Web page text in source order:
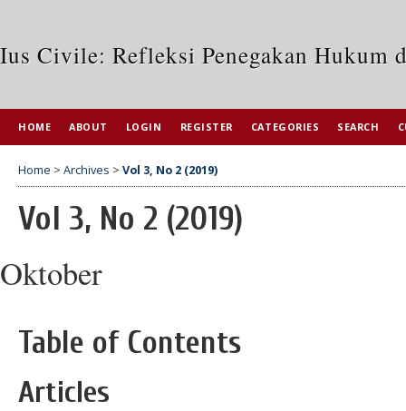
Ius Civile: Refleksi Penegakan Hukum
HOME ABOUT LOGIN REGISTER CATEGORIES SEARCH
Home > Archives > Vol 3, No 2 (2019)
Vol 3, No 2 (2019)
Oktober
Table of Contents
Articles